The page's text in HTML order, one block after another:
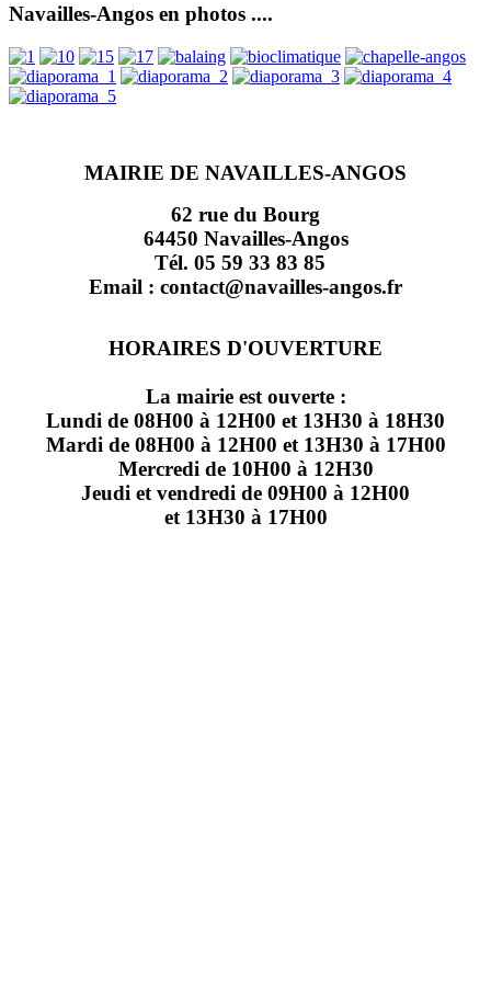
Navailles-Angos en photos ....
MAIRIE DE NAVAILLES-ANGOS
62 rue du Bourg
64450 Navailles-Angos
Tél. 05 59 33 83 85
Email : contact@navailles-angos.fr
HORAIRES D'OUVERTURE
La mairie est ouverte :
Lundi de 08H00 à 12H00 et 13H30 à 18H30
Mardi de 08H00 à 12H00 et 13H30 à 17H00
Mercredi de 10H00 à 12H30
Jeudi et vendredi de 09H00 à 12H00
et 13H30 à 17H00